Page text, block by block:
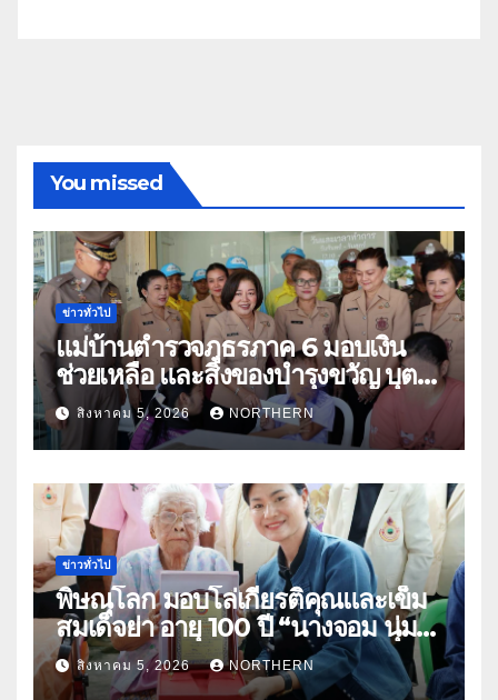
You missed
ข่าวทั่วไป
แม่บ้านตำรวจภูธรภาค 6 มอบเงิน
ช่วยเหลือ และสิ่งของบำรุงขวัญ บุตร-
ธิดา ข้าราชการตำรวจจังหวัด
อุทัยธานี
สิงหาคม 5, 2026 NORTHERN
ข่าวทั่วไป
พิษณุโลก มอบโล่เกียรติคุณและเข็ม
สมเด็จย่า อายุ 100 ปี “นางจอม นุ่ม
เนตร” ตำบลบ้านกร่าง อำเภอเมือง
สิงหาคม 5, 2026 NORTHERN